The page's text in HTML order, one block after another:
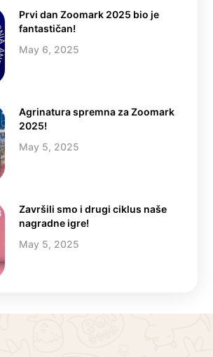
Prvi dan Zoomark 2025 bio je
fantastičan!
May 6, 2025
Agrinatura spremna za Zoomark
2025!
May 5, 2025
Završili smo i drugi ciklus naše
nagradne igre!
May 5, 2025